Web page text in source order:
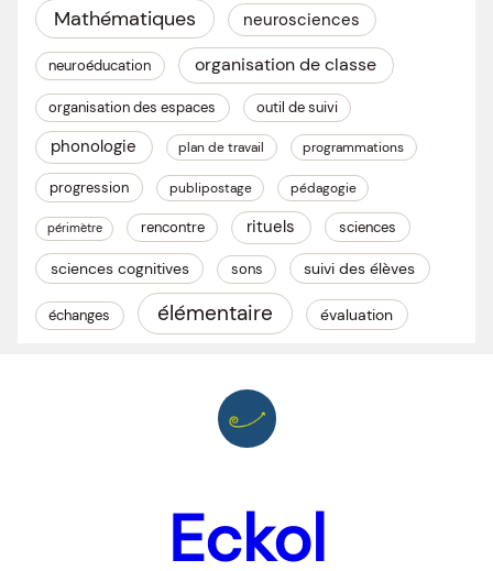
Mathématiques neurosciences
neuroéducation organisation de classe
organisation des espaces outil de suivi
phonologie plan de travail programmations
progression publipostage pédagogie
périmètre rencontre rituels sciences
sciences cognitives sons suivi des élèves
échanges élémentaire évaluation
Eckol